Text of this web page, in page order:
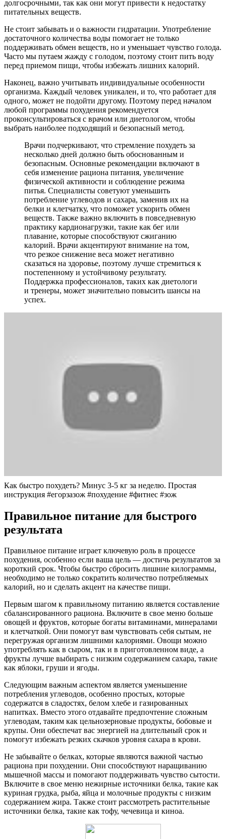
долгосрочными, так как они могут привести к недостатку
питательных веществ.
Не стоит забывать и о важности гидратации. Употребление
достаточного количества воды помогает не только
поддерживать обмен веществ, но и уменьшает чувство голода.
Часто мы путаем жажду с голодом, поэтому стоит пить воду
перед приемом пищи, чтобы избежать лишних калорий.
Наконец, важно учитывать индивидуальные особенности
организма. Каждый человек уникален, и то, что работает для
одного, может не подойти другому. Поэтому перед началом
любой программы похудения рекомендуется
проконсультироваться с врачом или диетологом, чтобы
выбрать наиболее подходящий и безопасный метод.
Врачи подчеркивают, что стремление похудеть за
несколько дней должно быть обоснованным и
безопасным. Основные рекомендации включают в
себя изменение рациона питания, увеличение
физической активности и соблюдение режима
питья. Специалисты советуют уменьшить
потребление углеводов и сахара, заменив их на
белки и клетчатку, что поможет ускорить обмен
веществ. Также важно включить в повседневную
практику кардионагрузки, такие как бег или
плавание, которые способствуют сжиганию
калорий. Врачи акцентируют внимание на том,
что резкое снижение веса может негативно
сказаться на здоровье, поэтому лучше стремиться к
постепенному и устойчивому результату.
Поддержка профессионалов, таких как диетологи
и тренеры, может значительно повысить шансы на
успех.
Как быстро похудеть? Минус 3-5 кг за неделю. Простая
инструкция #егорзазож #похудение #фитнес #зож
Правильное питание для быстрого
результата
Правильное питание играет ключевую роль в процессе
похудения, особенно если ваша цель — достичь результатов за
короткий срок. Чтобы быстро сбросить лишние килограммы,
необходимо не только сократить количество потребляемых
калорий, но и сделать акцент на качестве пищи.
Первым шагом к правильному питанию является составление
сбалансированного рациона. Включите в свое меню больше
овощей и фруктов, которые богаты витаминами, минералами
и клетчаткой. Они помогут вам чувствовать себя сытым, не
перегружая организм лишними калориями. Овощи можно
употреблять как в сыром, так и в приготовленном виде, а
фрукты лучше выбирать с низким содержанием сахара, такие
как яблоки, груши и ягоды.
Следующим важным аспектом является уменьшение
потребления углеводов, особенно простых, которые
содержатся в сладостях, белом хлебе и газированных
напитках. Вместо этого отдавайте предпочтение сложным
углеводам, таким как цельнозерновые продукты, бобовые и
крупы. Они обеспечат вас энергией на длительный срок и
помогут избежать резких скачков уровня сахара в крови.
Не забывайте о белках, которые являются важной частью
рациона при похудении. Они способствуют наращиванию
мышечной массы и помогают поддерживать чувство сытости.
Включите в свое меню нежирные источники белка, такие как
куриная грудка, рыба, яйца и молочные продукты с низким
содержанием жира. Также стоит рассмотреть растительные
источники белка, такие как тофу, чечевица и киноа.